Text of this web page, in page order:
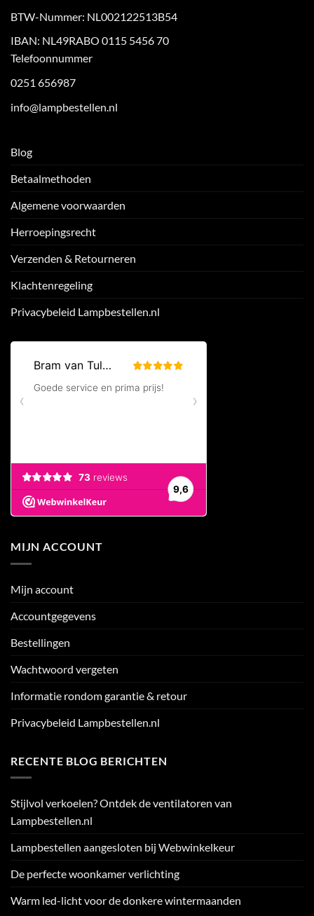
BTW-Nummer: NL002122513B54
IBAN: NL49RABO 0115 5456 70
Telefoonnummer
0251 656987
info@lampbestellen.nl
Blog
Betaalmethoden
Algemene voorwaarden
Herroepingsrecht
Verzenden & Retourneren
Klachtenregeling
Privacybeleid Lampbestellen.nl
MIJN ACCOUNT
Mijn account
Accountgegevens
Bestellingen
Wachtwoord vergeten
Informatie rondom garantie & retour
Privacybeleid Lampbestellen.nl
RECENTE BLOG BERICHTEN
Stijlvol verkoelen? Ontdek de ventilatoren van
Lampbestellen.nl
Lampbestellen aangesloten bij Webwinkelkeur
De perfecte woonkamer verlichting
Warm led-licht voor de donkere wintermaanden